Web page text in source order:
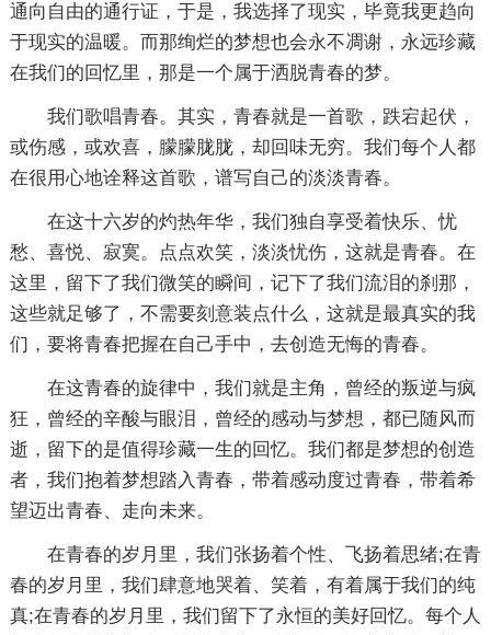
通向自由的通行证，于是，我选择了现实，毕竟我更趋向
于现实的温暖。而那绚烂的梦想也会永不凋谢，永远珍藏
在我们的回忆里，那是一个属于洒脱青春的梦。
我们歌唱青春。其实，青春就是一首歌，跌宕起伏，
或伤感，或欢喜，朦朦胧胧，却回味无穷。我们每个人都
在很用心地诠释这首歌，谱写自己的淡淡青春。
在这十六岁的灼热年华，我们独自享受着快乐、忧
愁、喜悦、寂寞。点点欢笑，淡淡忧伤，这就是青春。在
这里，留下了我们微笑的瞬间，记下了我们流泪的刹那，
这些就足够了，不需要刻意装点什么，这就是最真实的我
们，要将青春把握在自己手中，去创造无悔的青春。
在这青春的旋律中，我们就是主角，曾经的叛逆与疯
狂，曾经的辛酸与眼泪，曾经的感动与梦想，都已随风而
逝，留下的是值得珍藏一生的回忆。我们都是梦想的创造
者，我们抱着梦想踏入青春，带着感动度过青春，带着希
望迈出青春、走向未来。
在青春的岁月里，我们张扬着个性、飞扬着思绪;在青
春的岁月里，我们肆意地哭着、笑着，有着属于我们的纯
真;在青春的岁月里，我们留下了永恒的美好回忆。每个人